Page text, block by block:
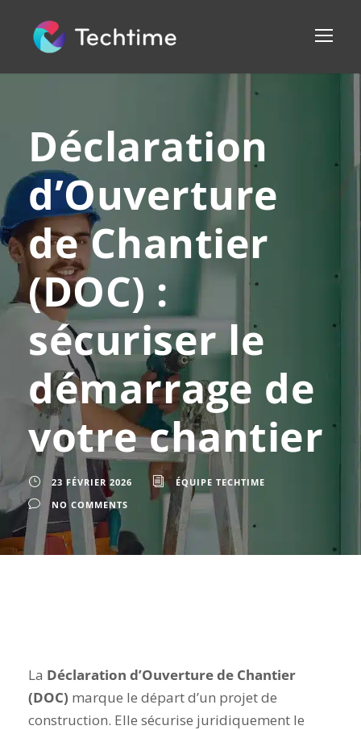
Déclaration
d’Ouverture
de Chantier
(DOC) :
sécuriser le
démarrage de
votre chantier
23 FÉVRIER 2026
ÉQUIPE TECHTIME
NO COMMENTS
La Déclaration d’Ouverture de Chantier
(DOC) marque le départ d’un projet de
construction. Elle sécurise juridiquement le